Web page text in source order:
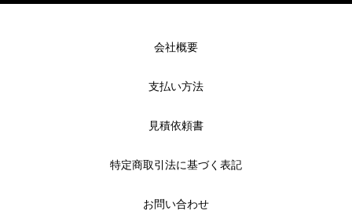
会社概要
支払い方法
見積依頼書
特定商取引法に基づく表記
お問い合わせ